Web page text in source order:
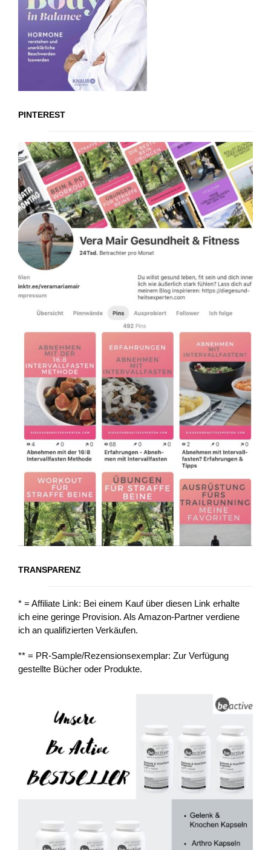
PINTEREST
TRANSPARENZ
* = Affiliate Link: Bei einem Kauf über diesen Link erhalte
ich eine geringe Provision. Als Amazon-Partner verdiene
ich an qualifizierten Verkäufen.
** = PR-Sample/Rezensionsexemplar: Zur Verfügung
gestellte Bücher oder Produkte.